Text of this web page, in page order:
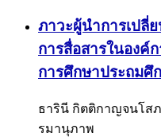
ภาวะผู้นำการเปลี่
การสื่อสารในองค์
การศึกษาประถมศึ
ธารินี กิตติกาญจนโส
รมานุภาพ